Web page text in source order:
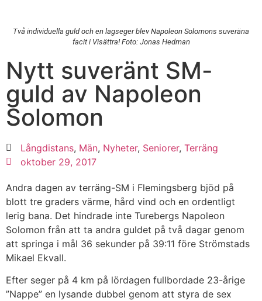
Två individuella guld och en lagseger blev Napoleon Solomons suveräna
facit i Visättra! Foto: Jonas Hedman
Nytt suveränt SM-
guld av Napoleon
Solomon
Långdistans, Män, Nyheter, Seniorer, Terräng
oktober 29, 2017
Andra dagen av terräng-SM i Flemingsberg bjöd på
blott tre graders värme, hård vind och en ordentligt
lerig bana. Det hindrade inte Turebergs Napoleon
Solomon från att ta andra guldet på två dagar genom
att springa i mål 36 sekunder på 39:11 före Strömstads
Mikael Ekvall.
Efter seger på 4 km på lördagen fullbordade 23-årige
”Nappe” en lysande dubbel genom att styra de sex